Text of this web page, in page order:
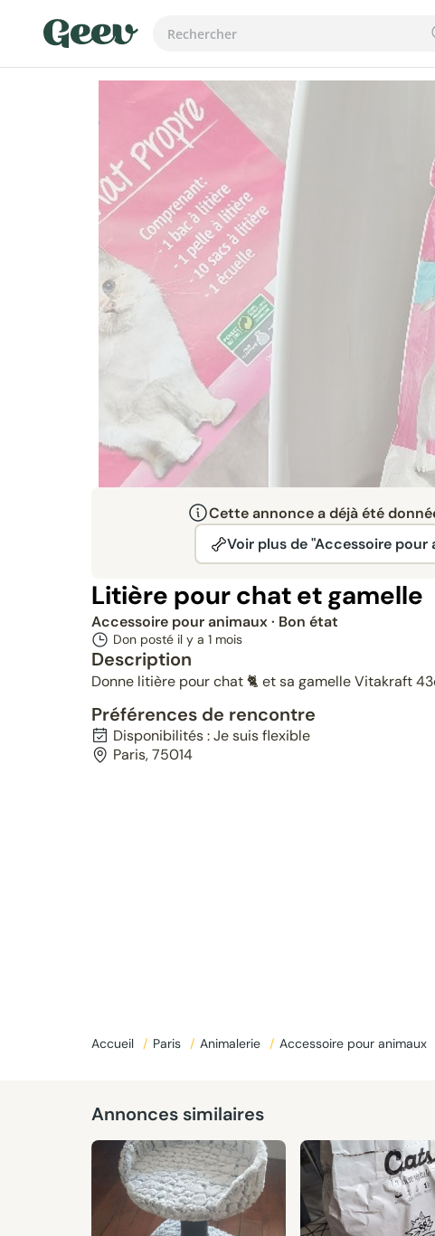
Cette annonce a déjà été
Voir plus de "Accessoire pour
Litière pour chat et gamelle
Accessoire pour animaux· Bon état
Don posté il y a 1 mois
Description
Donne litière pour chat 🐈 et sa gamelle Vitakraft
Préférences de rencontre
Disponibilités : Je suis flexible
Paris, 75014
Accueil / Paris / Animalerie / Accessoire pour animaux
Annonces similaires